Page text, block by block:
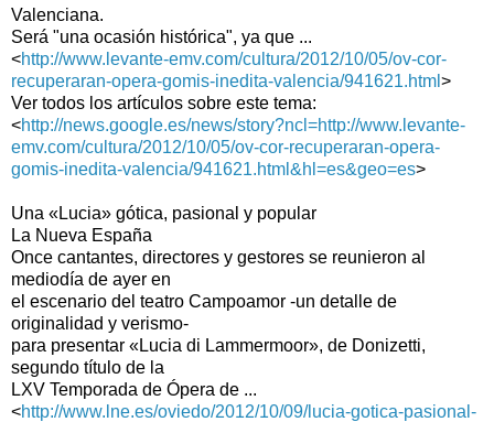
Valenciana.
Será "una ocasión histórica", ya que ...
<http://www.levante-emv.com/cultura/2012/10/05/ov-cor-
recuperaran-opera-gomis-inedita-valencia/941621.html >
Ver todos los artículos sobre este tema:
<http://news.google.es/news/story?ncl=http://www.levante-
emv.com/cultura/2012/10/05/ov-cor-recuperaran-opera-
gomis-inedita-valencia/941621.html&hl=es&geo=es>
Una «Lucia» gótica, pasional y popular
La Nueva España
Once cantantes, directores y gestores se reunieron al
mediodía de ayer en
el escenario del teatro Campoamor -un detalle de
originalidad y verismo-
para presentar «Lucia di Lammermoor», de Donizetti,
segundo título de la
LXV Temporada de Ópera de ...
<http://www.lne.es/oviedo/2012/10/09/lucia-gotica-pasional-